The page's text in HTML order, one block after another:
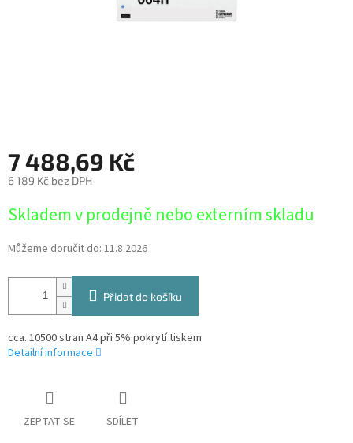
7 488,69 Kč
6 189 Kč bez DPH
cena:
Skladem v prodejně nebo externím skladu
Můžeme doručit do: 11.8.2026
Přidat do košíku
cca. 10500 stran A4 při 5% pokrytí tiskem
Detailní informace
ZEPTAT SE SDÍLET